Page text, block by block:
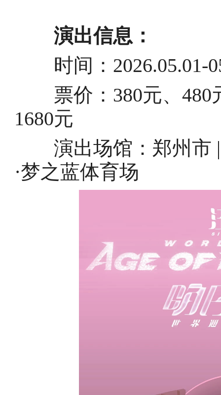
演出信息：
时间：2026.05.01-
票价：380元、480
1680元
演出场馆：郑州市 |
·梦之蓝体育场